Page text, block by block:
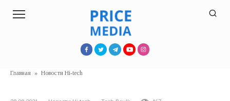
Главная » Новости Hi-tech